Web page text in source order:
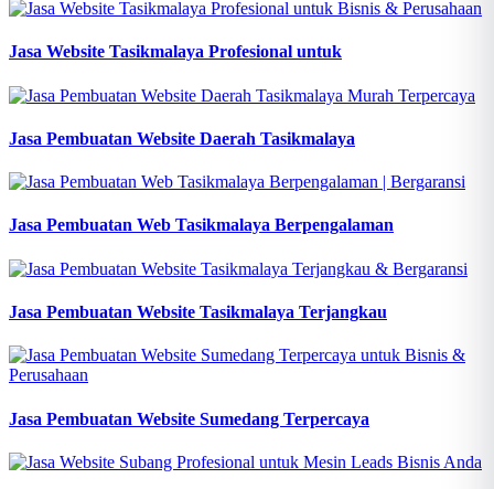
Jasa Website Tasikmalaya Profesional untuk
Jasa Pembuatan Website Daerah Tasikmalaya
Jasa Pembuatan Web Tasikmalaya Berpengalaman
Jasa Pembuatan Website Tasikmalaya Terjangkau
Jasa Pembuatan Website Sumedang Terpercaya